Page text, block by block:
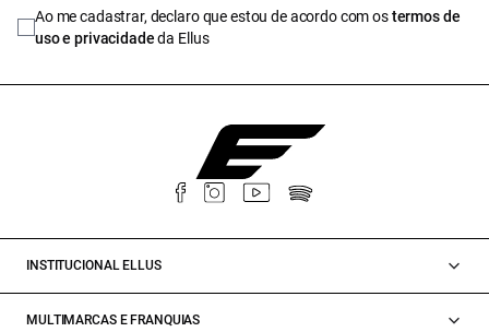
Ao me cadastrar, declaro que estou de acordo com ostermos de
uso e privacidadeda Ellus
INSTITUCIONAL ELLUS
MULTIMARCAS E FRANQUIAS